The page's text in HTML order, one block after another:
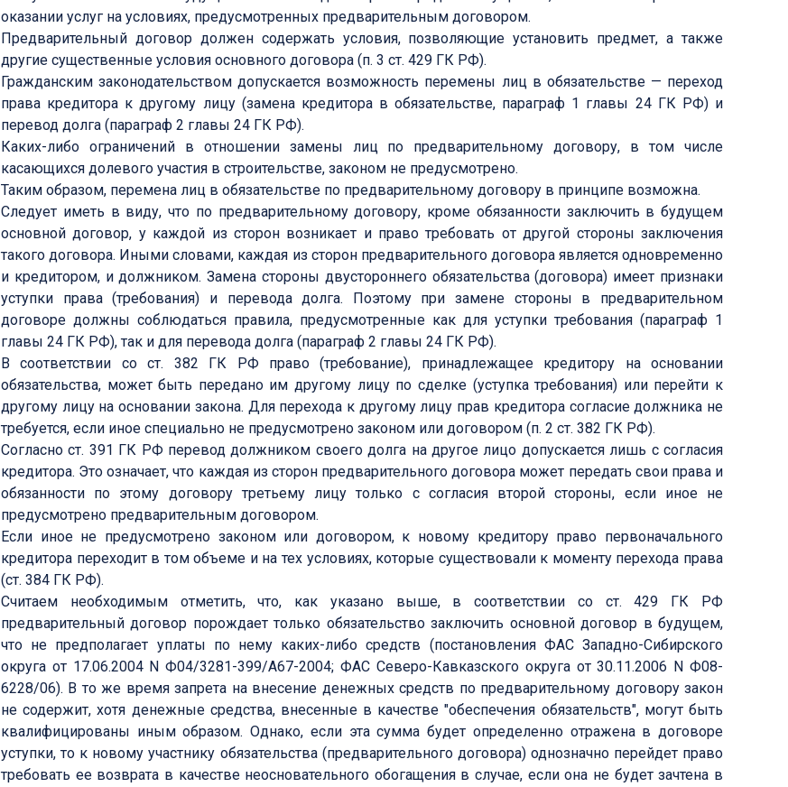
оказании услуг на условиях, предусмотренных предварительным договором.
Предварительный договор должен содержать условия, позволяющие установить предмет, а также
другие существенные условия основного договора (п. 3 ст. 429 ГК РФ).
Гражданским законодательством допускается возможность перемены лиц в обязательстве — переход
права кредитора к другому лицу (замена кредитора в обязательстве, параграф 1 главы 24 ГК РФ) и
перевод долга (параграф 2 главы 24 ГК РФ).
Каких-либо ограничений в отношении замены лиц по предварительному договору, в том числе
касающихся долевого участия в строительстве, законом не предусмотрено.
Таким образом, перемена лиц в обязательстве по предварительному договору в принципе возможна.
Следует иметь в виду, что по предварительному договору, кроме обязанности заключить в будущем
основной договор, у каждой из сторон возникает и право требовать от другой стороны заключения
такого договора. Иными словами, каждая из сторон предварительного договора является одновременно
и кредитором, и должником. Замена стороны двустороннего обязательства (договора) имеет признаки
уступки права (требования) и перевода долга. Поэтому при замене стороны в предварительном
договоре должны соблюдаться правила, предусмотренные как для уступки требования (параграф 1
главы 24 ГК РФ), так и для перевода долга (параграф 2 главы 24 ГК РФ).
В соответствии со ст. 382 ГК РФ право (требование), принадлежащее кредитору на основании
обязательства, может быть передано им другому лицу по сделке (уступка требования) или перейти к
другому лицу на основании закона. Для перехода к другому лицу прав кредитора согласие должника не
требуется, если иное специально не предусмотрено законом или договором (п. 2 ст. 382 ГК РФ).
Согласно ст. 391 ГК РФ перевод должником своего долга на другое лицо допускается лишь с согласия
кредитора. Это означает, что каждая из сторон предварительного договора может передать свои права и
обязанности по этому договору третьему лицу только с согласия второй стороны, если иное не
предусмотрено предварительным договором.
Если иное не предусмотрено законом или договором, к новому кредитору право первоначального
кредитора переходит в том объеме и на тех условиях, которые существовали к моменту перехода права
(ст. 384 ГК РФ).
Считаем необходимым отметить, что, как указано выше, в соответствии со ст. 429 ГК РФ
предварительный договор порождает только обязательство заключить основной договор в будущем,
что не предполагает уплаты по нему каких-либо средств (постановления ФАС Западно-Сибирского
округа от 17.06.2004 N Ф04/3281-399/А67-2004; ФАС Северо-Кавказского округа от 30.11.2006 N Ф08-
6228/06). В то же время запрета на внесение денежных средств по предварительному договору закон
не содержит, хотя денежные средства, внесенные в качестве "обеспечения обязательств", могут быть
квалифицированы иным образом. Однако, если эта сумма будет определенно отражена в договоре
уступки, то к новому участнику обязательства (предварительного договора) однозначно перейдет право
требовать ее возврата в качестве неосновательного обогащения в случае, если она не будет зачтена в